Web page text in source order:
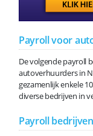
Payroll voor
De volgende payroll
autoverhuurders in
gezamenlijk enkele
diverse bedrijven in
Payroll